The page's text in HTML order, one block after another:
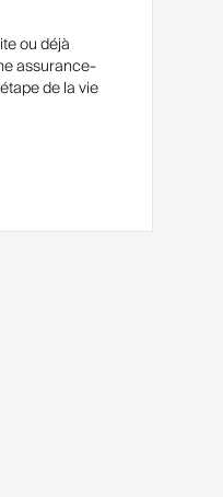
ou déjà
assurance-
de la vie